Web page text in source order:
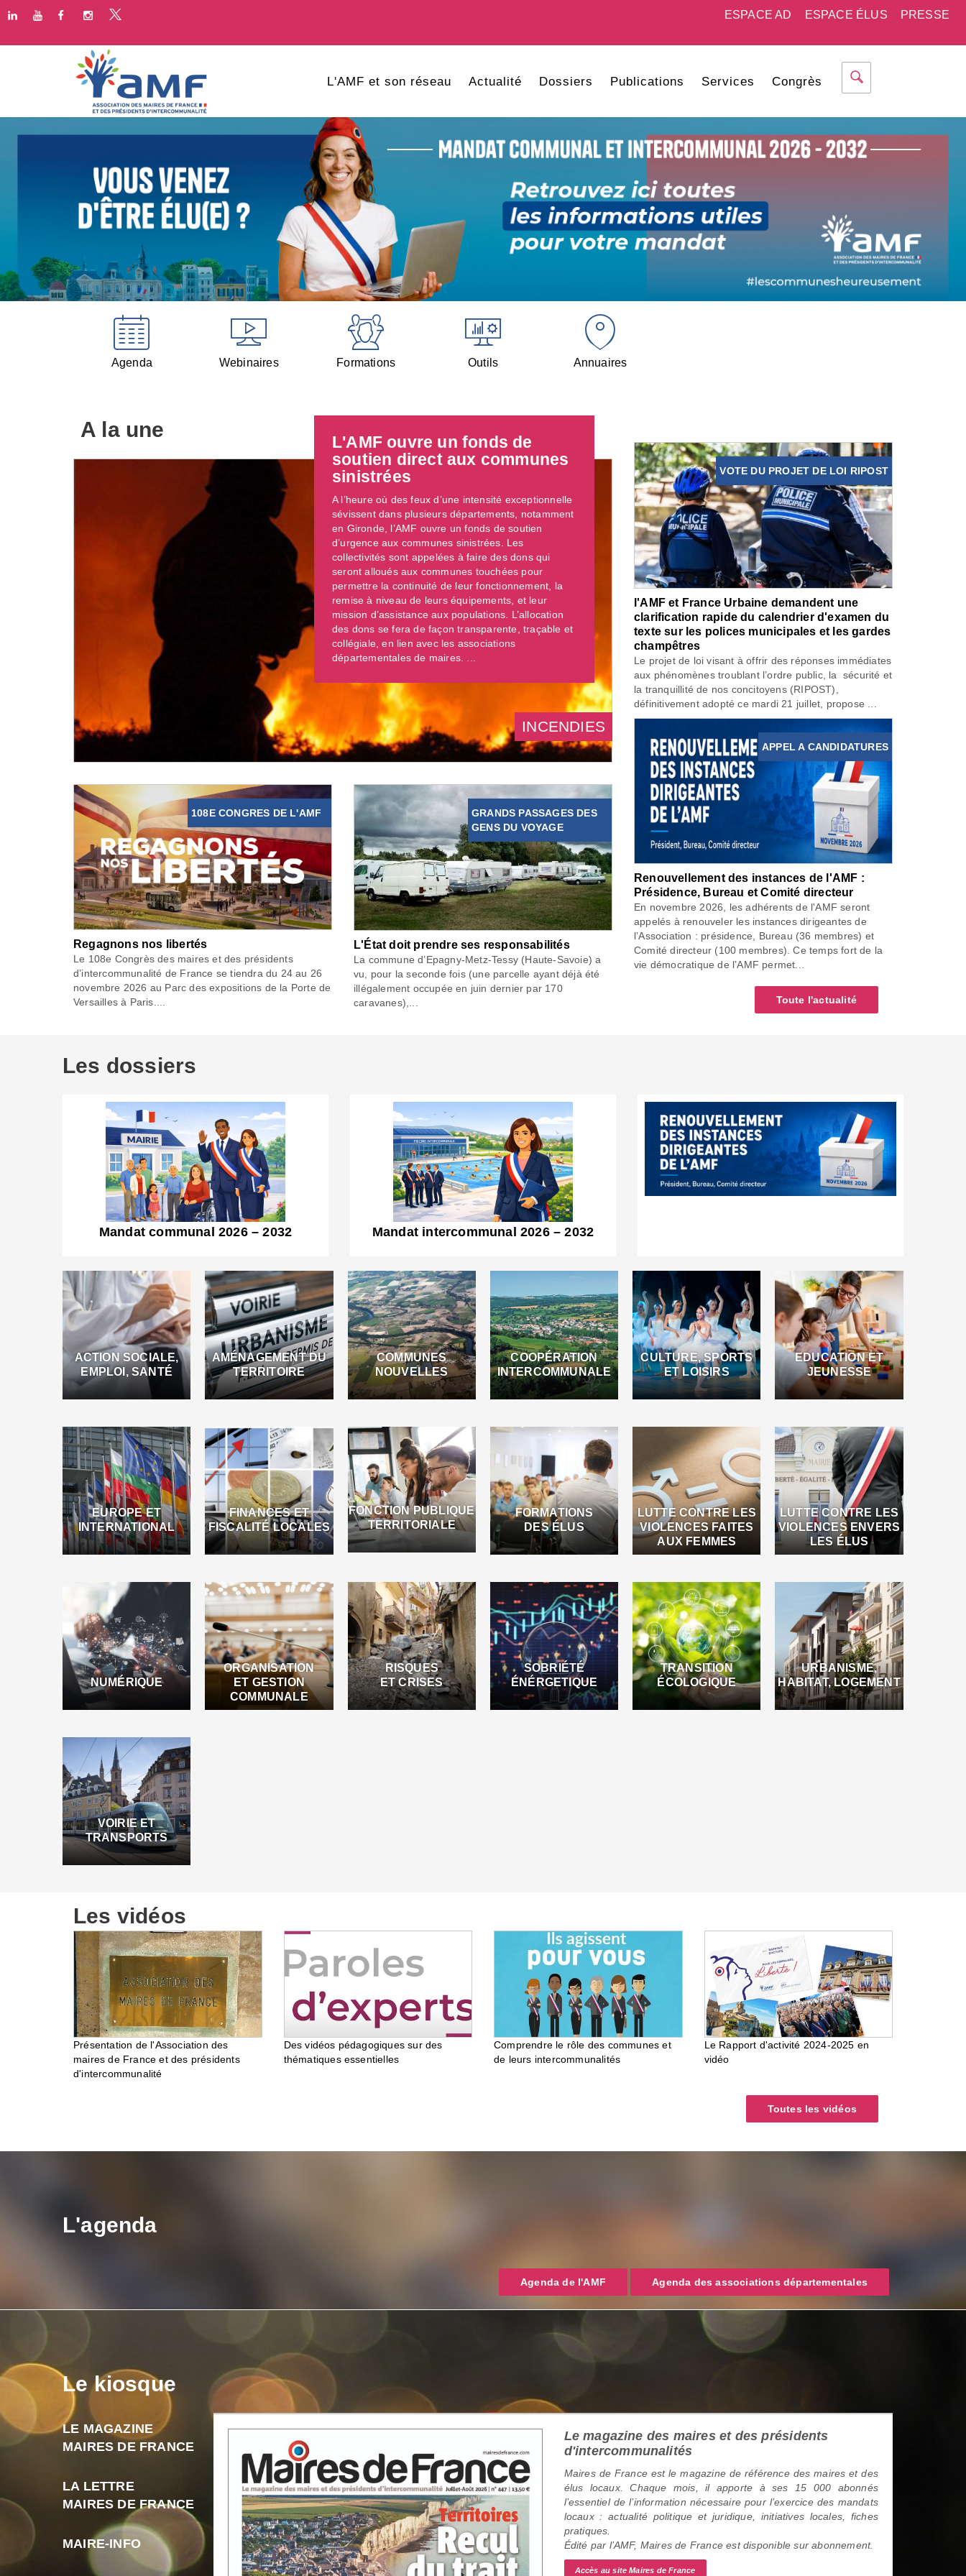
PRESSE
ESPACE ÉLUS
ESPACE AD
L'AMF et son réseau Actualité Dossiers Publications Services Congrès
Agenda Webinaires Formations Outils Annuaires
A la une
L'AMF ouvre un fonds de
soutien direct aux communes
sinistrées
A l’heure où des feux d’une intensité exceptionnelle
sévissent dans plusieurs départements, notamment
en Gironde, l’AMF ouvre un fonds de soutien
d’urgence aux communes sinistrées. Les
collectivités sont appelées à faire des dons qui
seront alloués aux communes touchées pour
permettre la continuité de leur fonctionnement, la
remise à niveau de leurs équipements, et leur
mission d’assistance aux populations. L’allocation
des dons se fera de façon transparente, traçable et
collégiale, en lien avec les associations
départementales de maires. ...
INCENDIES
108E CONGRES DE L'AMF
Regagnons nos libertés
Le 108e Congrès des maires et des présidents
d’intercommunalité de France se tiendra du 24 au 26
novembre 2026 au Parc des expositions de la Porte de
Versailles à Paris....
GRANDS PASSAGES DES
GENS DU VOYAGE
L'État doit prendre ses responsabilités
La commune d’Epagny-Metz-Tessy (Haute-Savoie) a
vu, pour la seconde fois (une parcelle ayant déjà été
illégalement occupée en juin dernier par 170
caravanes),...
VOTE DU PROJET DE LOI RIPOST
l'AMF et France Urbaine demandent une
clarification rapide du calendrier d'examen du
texte sur les polices municipales et les gardes
champêtres
Le projet de loi visant à offrir des réponses immédiates
aux phénomènes troublant l’ordre public, la sécurité et
la tranquillité de nos concitoyens (RIPOST),
définitivement adopté ce mardi 21 juillet, propose ...
APPEL A CANDIDATURES
Renouvellement des instances de l'AMF :
Présidence, Bureau et Comité directeur
En novembre 2026, les adhérents de l'AMF seront
appelés à renouveler les instances dirigeantes de
l’Association : présidence, Bureau (36 membres) et
Comité directeur (100 membres). Ce temps fort de la
vie démocratique de l’AMF permet...
Toute l'actualité
Les dossiers
Mandat communal 2026 – 2032 Mandat intercommunal 2026 – 2032
ACTION SOCIALE,
EMPLOI, SANTÉ
AMÉNAGEMENT DU
TERRITOIRE
COMMUNES
NOUVELLES
COOPÉRATION
INTERCOMMUNALE
CULTURE, SPORTS
ET LOISIRS
EDUCATION ET
JEUNESSE
EUROPE ET
INTERNATIONAL
FINANCES ET
FISCALITÉ LOCALES
FONCTION PUBLIQUE
TERRITORIALE
FORMATIONS
DES ÉLUS
LUTTE CONTRE LES
VIOLENCES FAITES
AUX FEMMES
LUTTE CONTRE LES
VIOLENCES ENVERS
LES ÉLUS
NUMÉRIQUE
ORGANISATION
ET GESTION
COMMUNALE
RISQUES
ET CRISES
SOBRIÉTÉ
ÉNÉRGETIQUE
TRANSITION
ÉCOLOGIQUE
URBANISME,
HABITAT, LOGEMENT
VOIRIE ET
TRANSPORTS
Les vidéos
Présentation de l'Association des
maires de France et des présidents
d'intercommunalité
Des vidéos pédagogiques sur des
thématiques essentielles
Comprendre le rôle des communes et
de leurs intercommunalités
Le Rapport d'activité 2024-2025 en
vidéo
Toutes les vidéos
L'agenda
Agenda de l'AMF Agenda des associations départementales
Le kiosque
LE MAGAZINE
MAIRES DE FRANCE
LA LETTRE
MAIRES DE FRANCE
MAIRE-INFO
Le magazine des maires et des présidents
d'intercommunalités
Maires de France est le magazine de référence des maires et des
élus locaux. Chaque mois, il apporte à ses 15 000 abonnés
l’essentiel de l’information nécessaire pour l’exercice des mandats
locaux : actualité politique et juridique, initiatives locales, fiches
pratiques.
Édité par l’AMF, Maires de France est disponible sur abonnement.
Accès au site Maires de France